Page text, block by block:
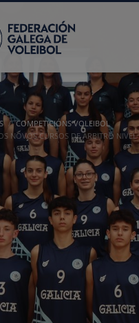
COMPETICIÓNS VOLEIBOL
NOVOS CURSOS DE ÁRBITRO